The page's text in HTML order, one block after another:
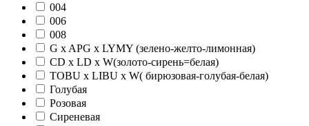
004
006
008
G x APG x LYMY (зелено-желто-лимонная)
CD x LD x W(золото-сирень=белая)
TOBU x LIBU x W( бирюзовая-голубая-белая)
Голубая
Розовая
Сиреневая